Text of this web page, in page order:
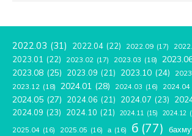
2022.03 (31) 2022.04 (22) 2022.09 (17)
2023.01 (22) 2023.02 (17) 2023.03 (18)
2023.08 (25) 2023.09 (21) 2023.10 (24)
2023.12 (18) 2024.01 (28) 2024.03 (16) 2024.04
2024.05 (27) 2024.06 (21) 2024.07 (23)
2024.09 (23) 2024.10 (21) 2024.11 (15) 2024.12
2025.04 (16) 2025.05 (16) а (16) б (77)